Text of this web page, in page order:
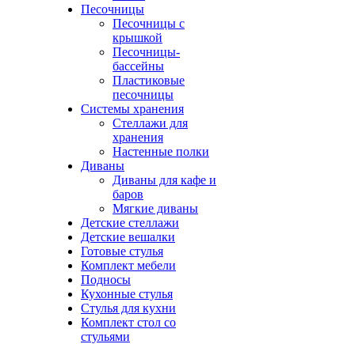
Песочницы
Песочницы с
крышкой
Песочницы-
бассейны
Пластиковые
песочницы
Системы хранения
Стеллажи для
хранения
Настенные полки
Диваны
Диваны для кафе и
баров
Мягкие диваны
Детские стеллажи
Детские вешалки
Готовые стулья
Комплект мебели
Подносы
Кухонные стулья
Стулья для кухни
Комплект стол со
стульями